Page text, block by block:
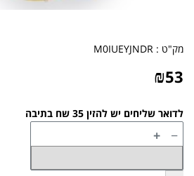
מק"ט : M0IUEYJNDR
₪53
לדואר שליחים יש להזין 35 שח בתיבה
−
+